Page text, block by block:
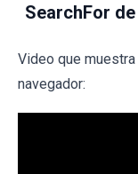
SearchFor
Video que
navegador: